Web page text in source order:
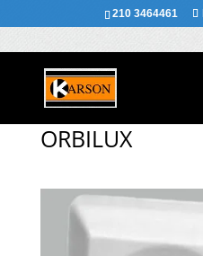
210 3464461
ORBILUX